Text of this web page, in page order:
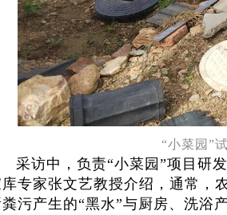
“小菜园”
采访中，负责“小菜园”项目研
专家张文艺教授介绍，通常，
污产生的“黑水”与厨房、洗浴